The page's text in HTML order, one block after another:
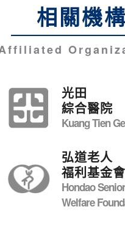
相關機構
光田
綜合醫院
Kuang Tien
弘道老人
福利基金會
Hondao
Welfare